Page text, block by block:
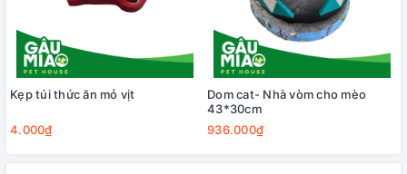
Kẹp túi thức ăn mỏ vịt
4.000₫
Dom cat- Nhà vòm cho mèo
43*30cm
936.000₫